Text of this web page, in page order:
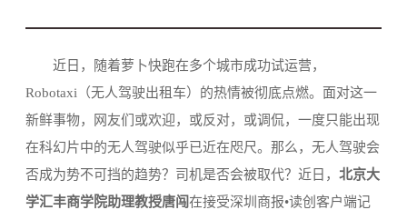
近日，随着萝卜快跑在多个城市成功试运营，
Robotaxi（无人驾驶出租车）的热情被彻底点燃。面对这一
新鲜事物，网友们或欢迎，或反对，或调侃，一度只能出现
在科幻片中的无人驾驶似乎已近在咫尺。那么，无人驾驶会
否成为势不可挡的趋势？司机是否会被取代？近日，北京大
学汇丰商学院助理教授唐闯在接受深圳商报•读创客户端记